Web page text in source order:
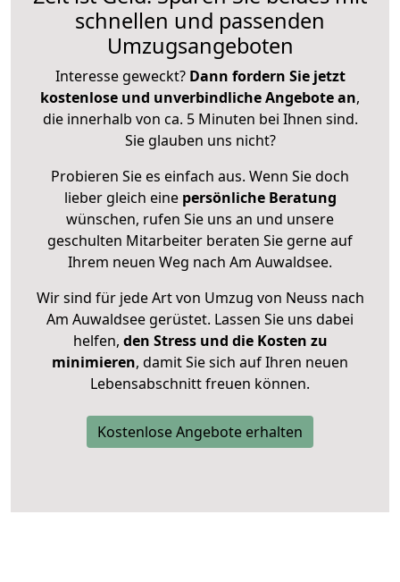
schnellen und passenden
Umzugsangeboten
Interesse geweckt? Dann fordern Sie jetzt
kostenlose und unverbindliche Angebote an,
die innerhalb von ca. 5 Minuten bei Ihnen sind.
Sie glauben uns nicht?
Probieren Sie es einfach aus. Wenn Sie doch
lieber gleich eine persönliche Beratung
wünschen, rufen Sie uns an und unsere
geschulten Mitarbeiter beraten Sie gerne auf
Ihrem neuen Weg nach Am Auwaldsee.
Wir sind für jede Art von Umzug von Neuss nach
Am Auwaldsee gerüstet. Lassen Sie uns dabei
helfen, den Stress und die Kosten zu
minimieren, damit Sie sich auf Ihren neuen
Lebensabschnitt freuen können.
Kostenlose Angebote erhalten